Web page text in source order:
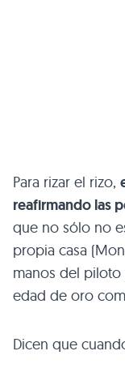
Para rizar el rizo,
reafirmando las
que no sólo no
propia casa
manos del piloto
edad de oro
Dicen que